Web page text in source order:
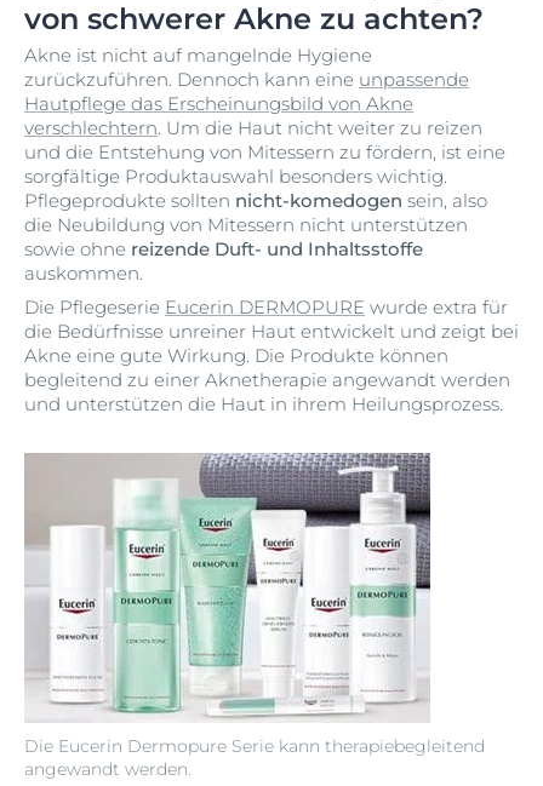
von schwerer Akne zu achten?
Die Eucerin Dermopure Serie kann therapiebegleitend
angewandt werden.
Akne ist nicht auf mangelnde Hygiene
zurückzuführen. Dennoch kann eine unpassende
Hautpflege das Erscheinungsbild von Akne
verschlechtern. Um die Haut nicht weiter zu reizen
und die Entstehung von Mitessern zu fördern, ist eine
sorgfältige Produktauswahl besonders wichtig.
Pflegeprodukte sollten nicht-komedogen sein, also
die Neubildung von Mitessern nicht unterstützen
sowie ohne reizende Duft- und Inhaltsstoffe
auskommen.
Die Pflegeserie Eucerin DERMOPURE wurde extra für
die Bedürfnisse unreiner Haut entwickelt und zeigt bei
Akne eine gute Wirkung. Die Produkte können
begleitend zu einer Aknetherapie angewandt werden
und unterstützen die Haut in ihrem Heilungsprozess.